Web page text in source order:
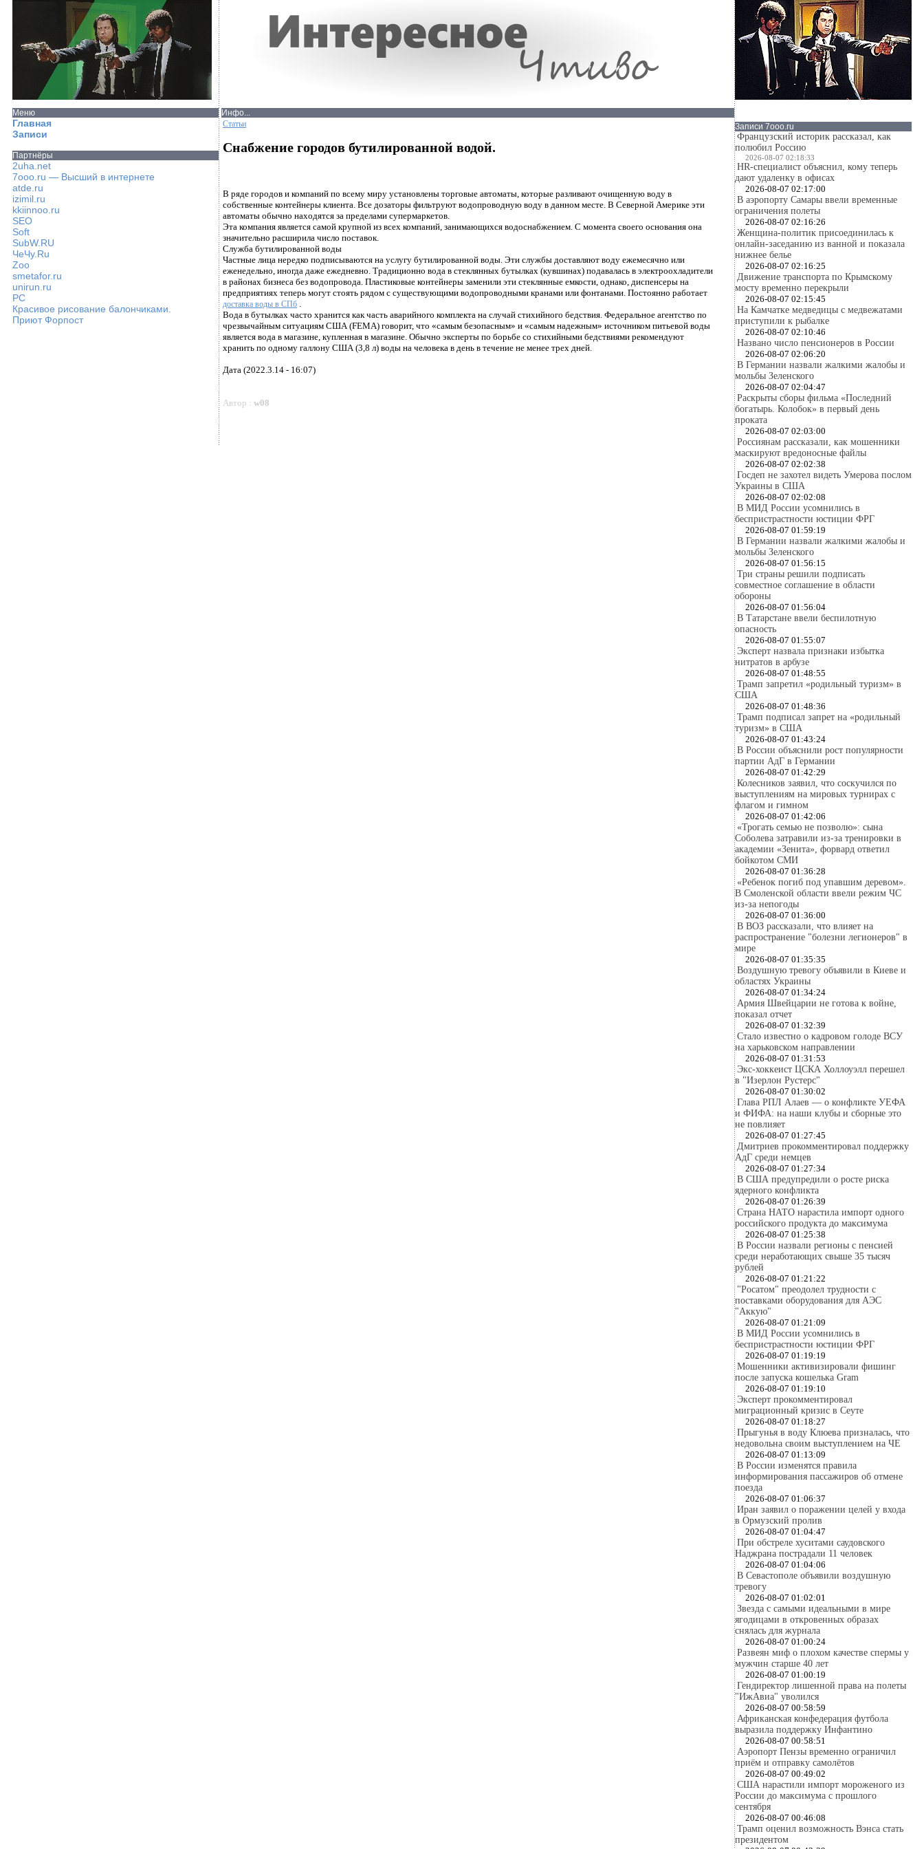
Меню
Главная
Записи
Партнёры
2uha.net
7ooo.ru — Высший в интернете
atde.ru
izimil.ru
kkiinnoo.ru
SEO
Soft
SubW.RU
ЧеЧу.Ru
Zoo
smetafor.ru
unirun.ru
PC
Красивое рисование балончиками.
Приют Форпост
Инфо...
Статьи
Снабжение городов бутилированной водой.
В ряде городов и компаний по всему миру установлены торговые автоматы, которые разливают очищенную воду в
собственные контейнеры клиента. Все дозаторы фильтруют водопроводную воду в данном месте. В Северной Америке эти
автоматы обычно находятся за пределами супермаркетов.
Эта компания является самой крупной из всех компаний, занимающихся водоснабжением. С момента своего основания она
значительно расширила число поставок.
Служба бутилированной воды
Частные лица нередко подписываются на услугу бутилированной воды. Эти службы доставляют воду ежемесячно или
еженедельно, иногда даже ежедневно. Традиционно вода в стеклянных бутылках (кувшинах) подавалась в электроохладители
в районах бизнеса без водопровода. Пластиковые контейнеры заменили эти стеклянные емкости, однако, диспенсеры на
предприятиях теперь могут стоять рядом с существующими водопроводными кранами или фонтанами. Постоянно работает
доставка воды в СПб .
Вода в бутылках часто хранится как часть аварийного комплекта на случай стихийного бедствия. Федеральное агентство по
чрезвычайным ситуациям США (FEMA) говорит, что «самым безопасным» и «самым надежным» источником питьевой воды
является вода в магазине, купленная в магазине. Обычно эксперты по борьбе со стихийными бедствиями рекомендуют
хранить по одному галлону США (3,8 л) воды на человека в день в течение не менее трех дней.
Дата (2022.3.14 - 16:07)
Автор : w08
Записи 7ooo.ru
Французский историк рассказал, как
полюбил Россию
2026-08-07 02:18:33
HR-специалист объяснил, кому теперь
дают удаленку в офисах
2026-08-07 02:17:00
В аэропорту Самары ввели временные
ограничения полеты
2026-08-07 02:16:26
Женщина-политик присоединилась к
онлайн-заседанию из ванной и показала
нижнее белье
2026-08-07 02:16:25
Движение транспорта по Крымскому
мосту временно перекрыли
2026-08-07 02:15:45
На Камчатке медведицы с медвежатами
приступили к рыбалке
2026-08-07 02:10:46
Названо число пенсионеров в России
2026-08-07 02:06:20
В Германии назвали жалкими жалобы и
мольбы Зеленского
2026-08-07 02:04:47
Раскрыты сборы фильма «Последний
богатырь. Колобок» в первый день
проката
2026-08-07 02:03:00
Россиянам рассказали, как мошенники
маскируют вредоносные файлы
2026-08-07 02:02:38
Госдеп не захотел видеть Умерова послом
Украины в США
2026-08-07 02:02:08
В МИД России усомнились в
беспристрастности юстиции ФРГ
2026-08-07 01:59:19
В Германии назвали жалкими жалобы и
мольбы Зеленского
2026-08-07 01:56:15
Три страны решили подписать
совместное соглашение в области
обороны
2026-08-07 01:56:04
В Татарстане ввели беспилотную
опасность
2026-08-07 01:55:07
Эксперт назвала признаки избытка
нитратов в арбузе
2026-08-07 01:48:55
Трамп запретил «родильный туризм» в
США
2026-08-07 01:48:36
Трамп подписал запрет на «родильный
туризм» в США
2026-08-07 01:43:24
В России объяснили рост популярности
партии АдГ в Германии
2026-08-07 01:42:29
Колесников заявил, что соскучился по
выступлениям на мировых турнирах с
флагом и гимном
2026-08-07 01:42:06
«Трогать семью не позволю»: сына
Соболева затравили из-за тренировки в
академии «Зенита», форвард ответил
бойкотом СМИ
2026-08-07 01:36:28
«Ребенок погиб под упавшим деревом».
В Смоленской области ввели режим ЧС
из-за непогоды
2026-08-07 01:36:00
В ВОЗ рассказали, что влияет на
распространение "болезни легионеров" в
мире
2026-08-07 01:35:35
Воздушную тревогу объявили в Киеве и
областях Украины
2026-08-07 01:34:24
Армия Швейцарии не готова к войне,
показал отчет
2026-08-07 01:32:39
Стало известно о кадровом голоде ВСУ
на харьковском направлении
2026-08-07 01:31:53
Экс-хоккеист ЦСКА Холлоуэлл перешел
в "Изерлон Рустерс"
2026-08-07 01:30:02
Глава РПЛ Алаев — о конфликте УЕФА
и ФИФА: на наши клубы и сборные это
не повлияет
2026-08-07 01:27:45
Дмитриев прокомментировал поддержку
АдГ среди немцев
2026-08-07 01:27:34
В США предупредили о росте риска
ядерного конфликта
2026-08-07 01:26:39
Страна НАТО нарастила импорт одного
российского продукта до максимума
2026-08-07 01:25:38
В России назвали регионы с пенсией
среди неработающих свыше 35 тысяч
рублей
2026-08-07 01:21:22
"Росатом" преодолел трудности с
поставками оборудования для АЭС
"Аккую"
2026-08-07 01:21:09
В МИД России усомнились в
беспристрастности юстиции ФРГ
2026-08-07 01:19:19
Мошенники активизировали фишинг
после запуска кошелька Gram
2026-08-07 01:19:10
Эксперт прокомментировал
миграционный кризис в Сеуте
2026-08-07 01:18:27
Прыгунья в воду Клюева призналась, что
недовольна своим выступлением на ЧЕ
2026-08-07 01:13:09
В России изменятся правила
информирования пассажиров об отмене
поезда
2026-08-07 01:06:37
Иран заявил о поражении целей у входа
в Ормузский пролив
2026-08-07 01:04:47
При обстреле хуситами саудовского
Наджрана пострадали 11 человек
2026-08-07 01:04:06
В Севастополе объявили воздушную
тревогу
2026-08-07 01:02:01
Звезда с самыми идеальными в мире
ягодицами в откровенных образах
снялась для журнала
2026-08-07 01:00:24
Развеян миф о плохом качестве спермы у
мужчин старше 40 лет
2026-08-07 01:00:19
Гендиректор лишенной права на полеты
"ИжАвиа" уволился
2026-08-07 00:58:59
Африканская конфедерация футбола
выразила поддержку Инфантино
2026-08-07 00:58:51
Аэропорт Пензы временно ограничил
приём и отправку самолётов
2026-08-07 00:49:02
США нарастили импорт мороженого из
России до максимума с прошлого
сентября
2026-08-07 00:46:08
Трамп оценил возможность Вэнса стать
президентом